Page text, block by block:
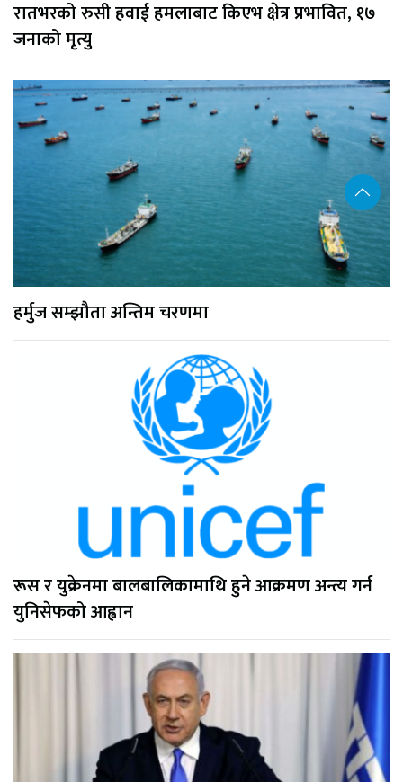
रातभरको रुसी हवाई हमलाबाट किएभ क्षेत्र प्रभावित, १७
जनाको मृत्यु
हर्मुज सम्झौता अन्तिम चरणमा
रूस र युक्रेनमा बालबालिकामाथि हुने आक्रमण अन्त्य गर्न
युनिसेफको आह्वान